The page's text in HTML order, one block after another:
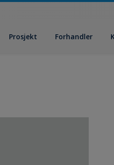
Prosjekt Forhandler